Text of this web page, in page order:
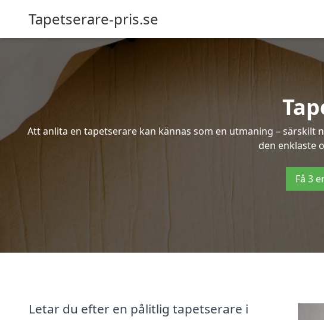
Tapetserare-pris.se
Att anlita en tapetserare kan kännas som en utmaning –
den enklaste
Få 3
Letar du efter en pålitlig tapetserare i